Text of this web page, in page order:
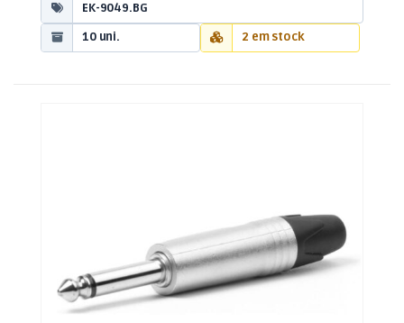
EK-9049.BG
10 uni.
2 em stock